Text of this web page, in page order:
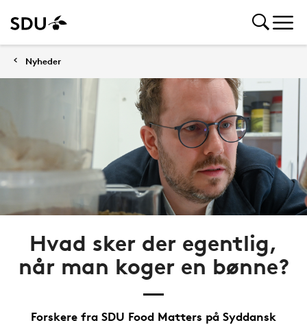
Nyheder
Hvad sker der egentlig,
når man koger en bønne?
Forskere fra SDU Food Matters på Syddansk